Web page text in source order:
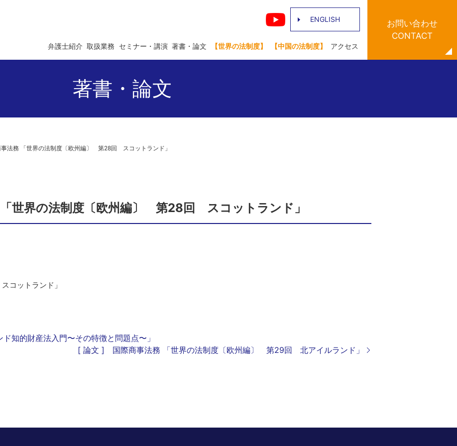
弁護士紹介 取扱業務 セミナー・講演 著書・論文 【世界の法制度】 【中国の法制度】 アクセス
ENGLISH
お問い合わせ
CONTACT
著書・論文
法務 「世界の法制度〔欧州編〕 第28回 スコットランド」
世界の法制度〔欧州編〕 第28回 スコットランド」
コットランド」
知的財産法入門〜その特徴と問題点〜」
[ 論文 ] 国際商事法務 「世界の法制度〔欧州編〕 第29回 北アイルランド」